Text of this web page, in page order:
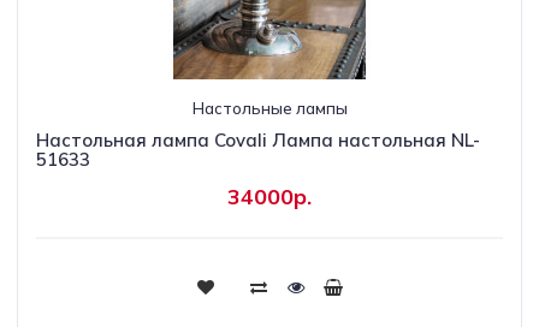
Настольные лампы
Настольная лампа Covali Лампа настольная NL-
51633
34000р.